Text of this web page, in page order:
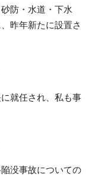
防・水道・下水
昨年新たに設置さ
就任され、私も事
没事故についての